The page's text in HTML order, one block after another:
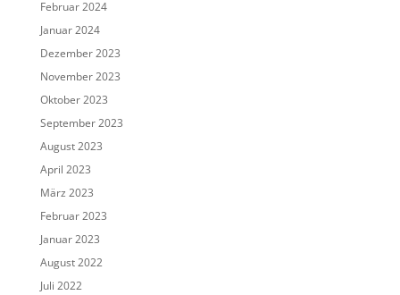
Februar 2024
Januar 2024
Dezember 2023
November 2023
Oktober 2023
September 2023
August 2023
April 2023
März 2023
Februar 2023
Januar 2023
August 2022
Juli 2022